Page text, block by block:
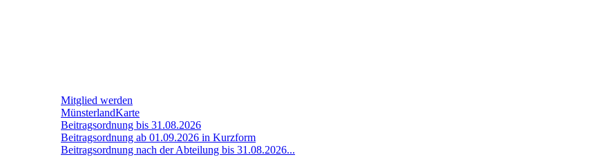
Mitglied werden
MünsterlandKarte
Beitragsordnung bis 31.08.2026
Beitragsordnung ab 01.09.2026 in Kurzform
Beitragsordnung nach der Abteilung bis 31.08.2026...